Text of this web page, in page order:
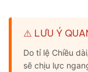
⚠️ LƯU Ý
Do tỉ lệ Chiều
sẽ chịu lực